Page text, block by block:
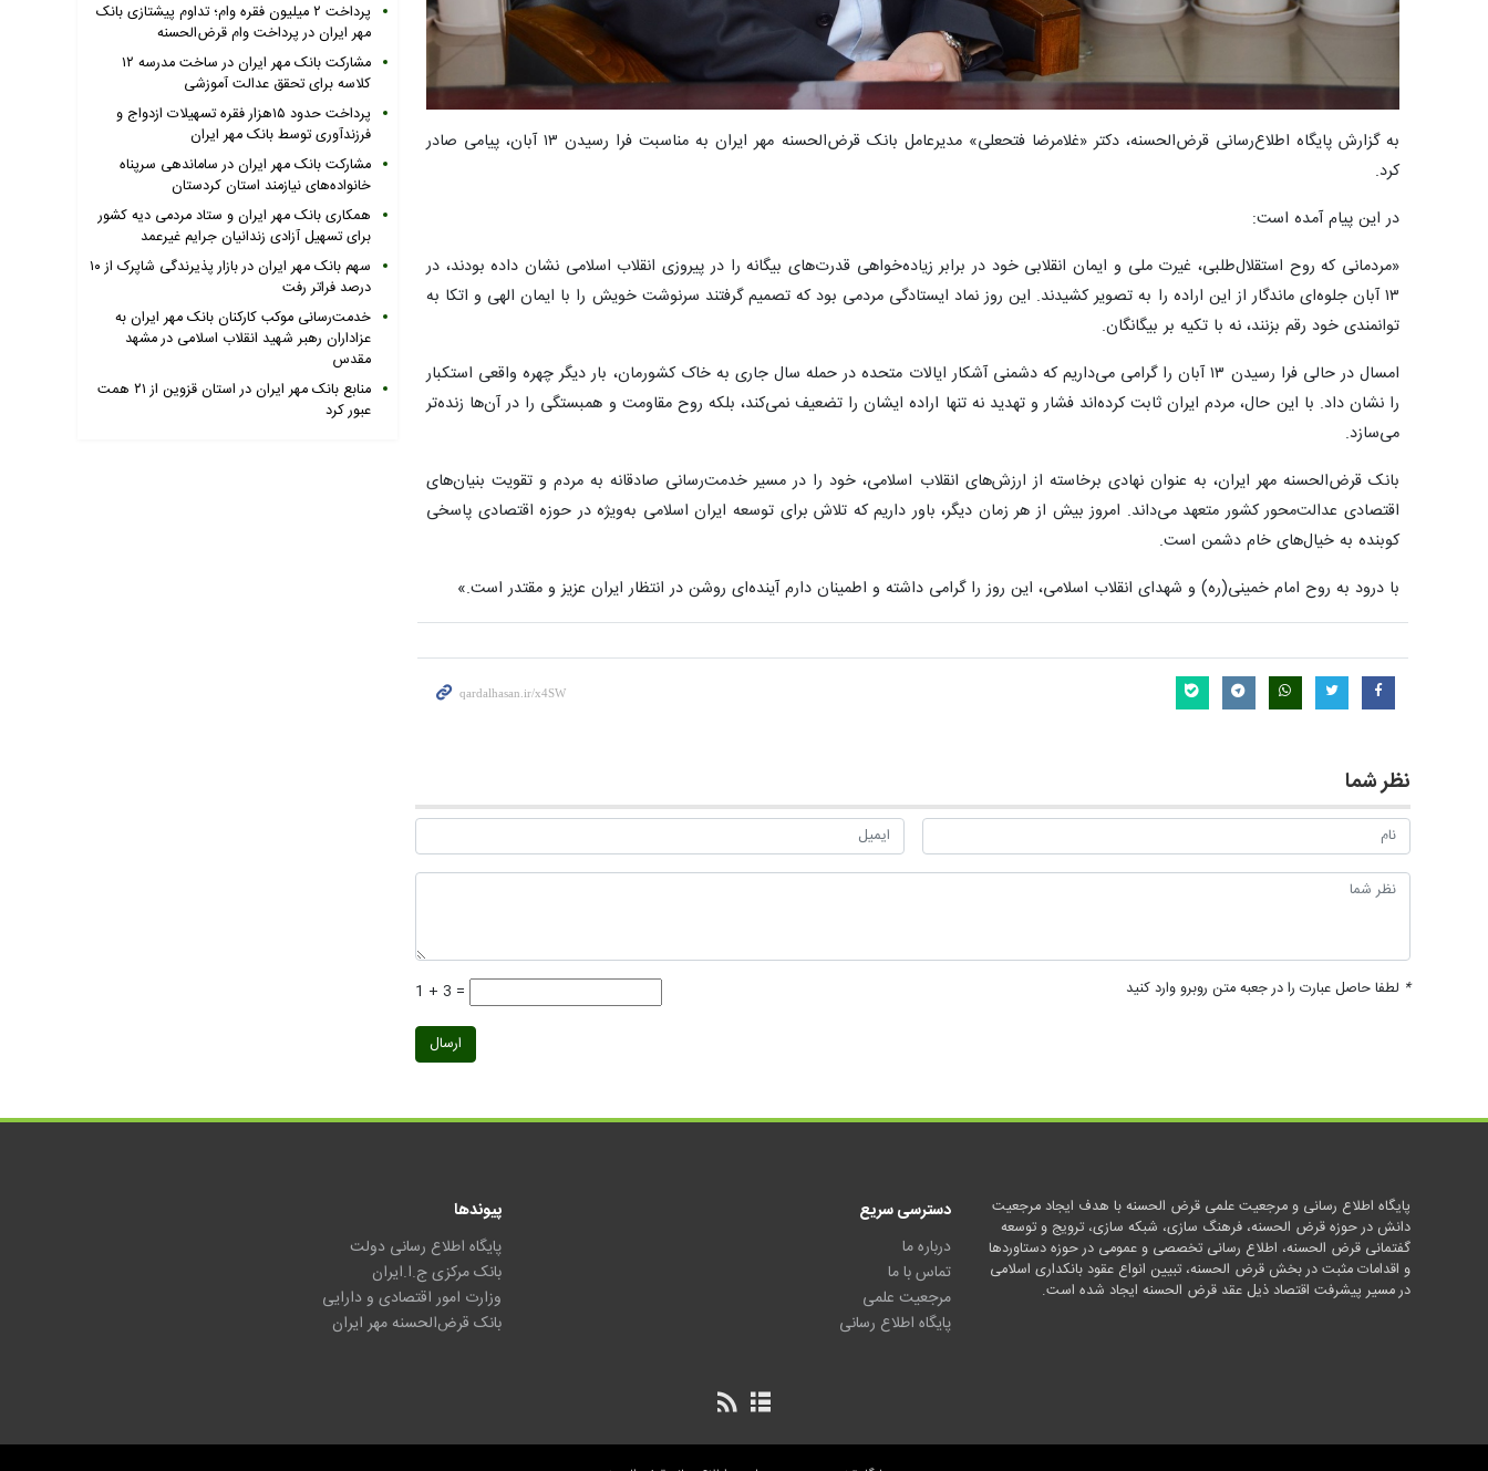
به گزارش پایگاه اطلاع‌رسانی قرض‌الحسنه، دکتر «غلامرضا فتحعلی» مدیرعامل بانک قرض‌الحسنه مهر ایران به مناسبت فرا رسیدن ۱۳ آبان، پیامی صادر
کرد.
در این پیام آمده است:
«مردمانی که روح استقلال‌طلبی، غیرت ملی و ایمان انقلابی خود در برابر زیاده‌خواهی قدرت‌های بیگانه را در پیروزی انقلاب اسلامی نشان داده بودند، در
۱۳ آبان جلوه‌ای ماندگار از این اراده را به تصویر کشیدند. این روز نماد ایستادگی مردمی بود که تصمیم گرفتند سرنوشت خویش را با ایمان الهی و اتکا به
توانمندی خود رقم بزنند، نه با تکیه بر بیگانگان.
امسال در حالی فرا رسیدن ۱۳ آبان را گرامی می‌داریم که دشمنی آشکار ایالات متحده در حمله سال جاری به خاک کشورمان، بار دیگر چهره واقعی استکبار
را نشان داد. با این حال، مردم ایران ثابت کرده‌اند فشار و تهدید نه‌ تنها اراده ایشان را تضعیف نمی‌کند، بلکه روح مقاومت و همبستگی را در آن‌ها زنده‌تر
می‌سازد.
بانک قرض‌الحسنه مهر ایران، به عنوان نهادی برخاسته از ارزش‌های انقلاب اسلامی، خود را در مسیر خدمت‌رسانی صادقانه به مردم و تقویت بنیان‌های
اقتصادی عدالت‌محور کشور متعهد می‌داند. امروز بیش از هر زمان دیگر، باور داریم که تلاش برای توسعه ایران اسلامی به‌ویژه در حوزه اقتصادی پاسخی
کوبنده به خیال‌های خام دشمن است.
با درود به روح امام خمینی(ره) و شهدای انقلاب اسلامی، این روز را گرامی داشته و اطمینان دارم آینده‌ای روشن‌ در انتظار ایران عزیز و مقتدر است.
»
نظر شما
* لطفا حاصل عبارت را در جعبه متن روبرو وارد کنید 1 + 3 =
ارسال
پرداخت ۲ میلیون فقره وام؛ تداوم پیشتازی بانک
مهر ایران در پرداخت وام قرض‌الحسنه
مشارکت بانک مهر ایران در ساخت مدرسه ۱۲
کلاسه برای تحقق عدالت آموزشی
پرداخت حدود ۱۵هزار فقره تسهیلات ازدواج و
فرزندآوری توسط بانک مهر ایران
مشارکت بانک مهر ایران در ساماندهی سرپناه
خانواده‌های نیازمند استان کردستان
همکاری بانک مهر ایران و ستاد مردمی دیه کشور
برای تسهیل آزادی زندانیان جرایم غیرعمد
سهم بانک مهر ایران در بازار پذیرندگی شاپرک از ۱۰
درصد فراتر رفت
خدمت‌رسانی موکب کارکنان بانک مهر ایران به
عزاداران رهبر شهید انقلاب اسلامی در مشهد
مقدس
منابع بانک مهر ایران در استان قزوین از ۲۱ همت
عبور کرد
پایگاه اطلاع رسانی و مرجعیت علمی قرض الحسنه با هدف ایجاد مرجعیت
دانش در حوزه قرض الحسنه، فرهنگ سازی، شبکه سازی، ترویج و توسعه
گفتمانی قرض الحسنه، اطلاع رسانی تخصصی و عمومی در حوزه دستاوردها
و اقدامات مثبت در بخش قرض الحسنه، تبیین انواع عقود بانکداری اسلامی
در مسیر پیشرفت اقتصاد ذیل عقد قرض الحسنه ایجاد شده است.
دسترسی سریع
درباره ما
تماس با ما
مرجعیت علمی
پایگاه اطلاع رسانی
پیوندها
پایگاه اطلاع رسانی دولت
بانک مرکزی ج.ا.ایران
وزارت امور اقتصادی و دارایی
بانک قرض‌الحسنه مهر ایران